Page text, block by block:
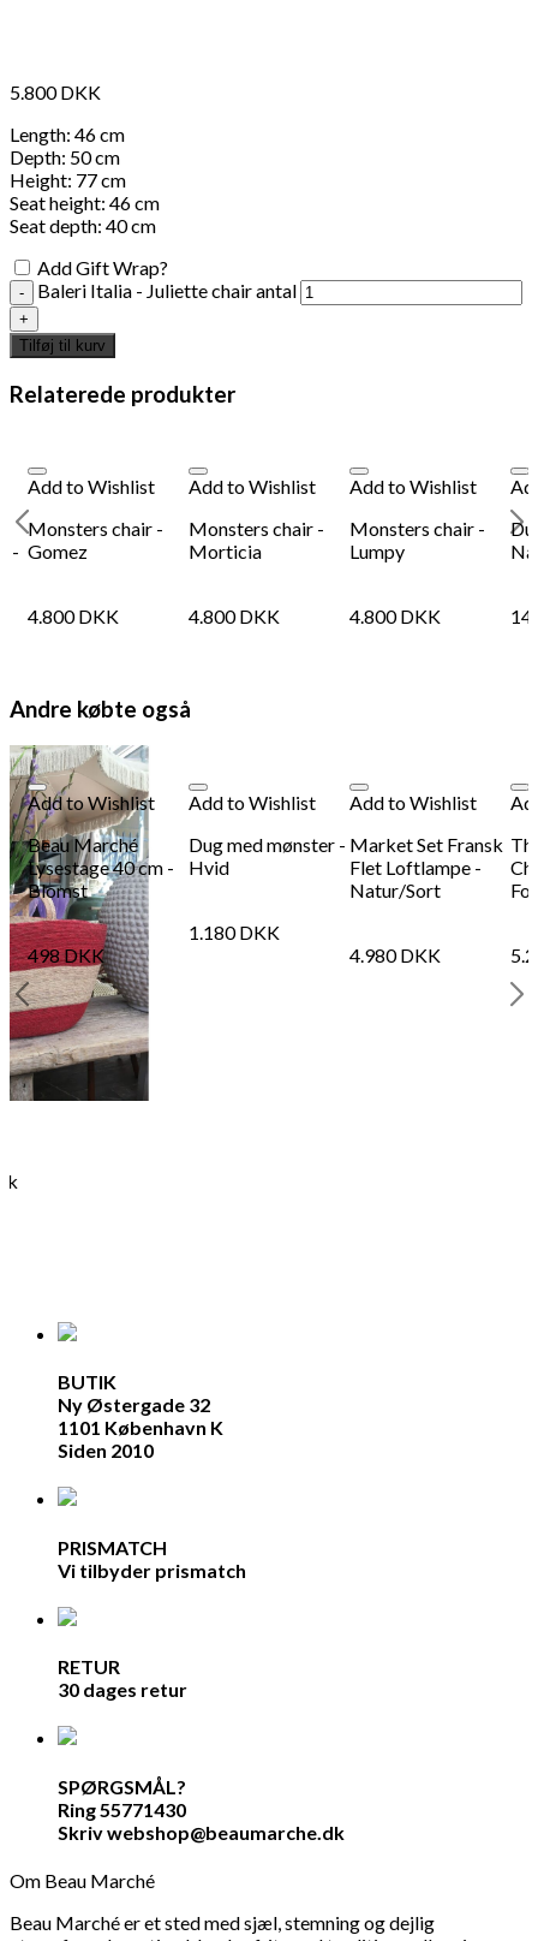
5.800DKK
Length: 46 cm
Depth: 50 cm
Height: 77 cm
Seat height: 46 cm
Seat depth: 40 cm
Add Gift Wrap?
Baleri Italia - Juliette chair antal
Tilføj til kurv
Relaterede produkter
-
Add to Wishlist
Monsters chair -
Gomez
4.800DKK
Add to Wishlist
Monsters chair -
Morticia
4.800DKK
Add to Wishlist
Monsters chair -
Lumpy
4.800DKK
Andre købte også
Add to Wishlist
Beau Marché
Lysestage 40 cm -
Blomst
498DKK
Add to Wishlist
Dug med mønster -
Hvid
1.180DKK
Add to Wishlist
Market Set Fransk
Flet Loftlampe -
Natur/Sort
4.980DKK
BUTIK
Ny Østergade 32
1101 København K
Siden 2010
PRISMATCH
Vi tilbyder prismatch
RETUR
30 dages retur
SPØRGSMÅL?
Ring 55771430
Skriv webshop@beaumarche.dk
Om Beau Marché
Beau Marché er et sted med sjæl, stemning og dejlig